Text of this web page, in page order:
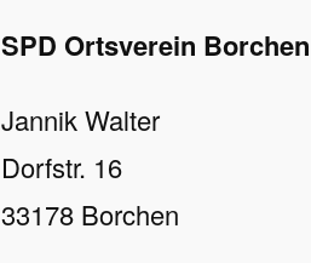
SPD Ortsverein Borchen
Jannik Walter
Dorfstr. 16
33178 Borchen